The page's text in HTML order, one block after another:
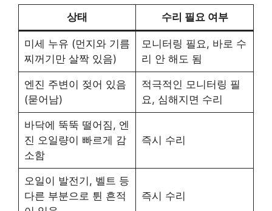
상태 수리 필요 여부
미세 누유 (먼지와 기름
찌꺼기만 살짝 있음)
모니터링 필요, 바로 수
리 안 해도 됨
엔진 주변이 젖어 있음
(묻어남)
적극적인 모니터링 필
요, 심해지면 수리
바닥에 뚝뚝 떨어짐, 엔
진 오일량이 빠르게 감
소함
즉시 수리
오일이 발전기, 벨트 등
다른 부분으로 튄 흔적
즉시 수리